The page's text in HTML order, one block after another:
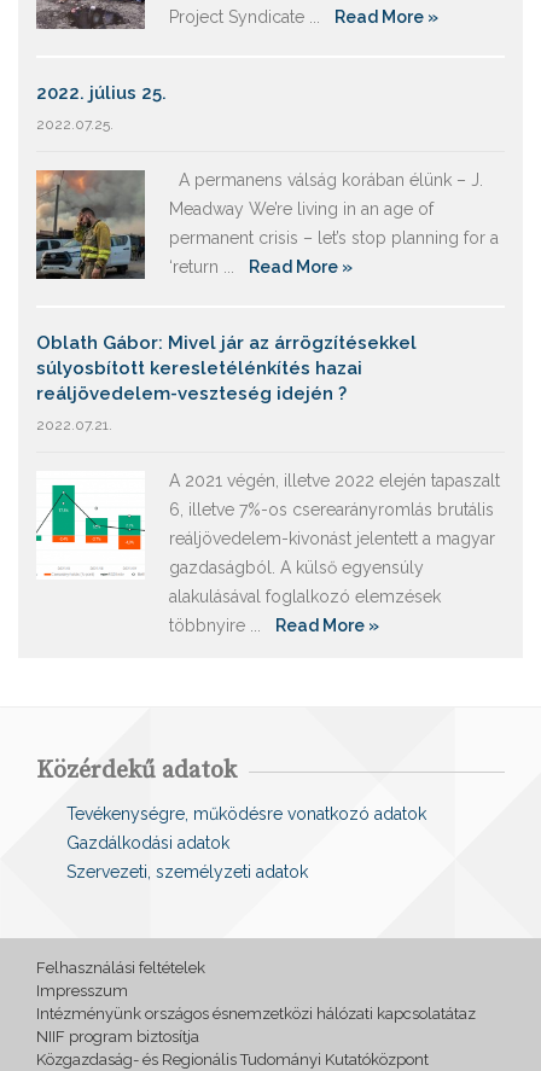
Project Syndicate ...
Read More »
2022. július 25.
2022.07.25.
A permanens válság korában élünk – J.
Meadway We’re living in an age of
permanent crisis – let’s stop planning for a
‘return ...
Read More »
Oblath Gábor: Mivel jár az árrögzítésekkel
súlyosbított keresletélénkítés hazai
reáljövedelem-veszteség idején ?
2022.07.21.
A 2021 végén, illetve 2022 elején tapaszalt
6, illetve 7%-os cserearányromlás brutális
reáljövedelem-kivonást jelentett a magyar
gazdaságból. A külső egyensúly
alakulásával foglalkozó elemzések
többnyire ...
Read More »
Közérdekű adatok
Tevékenységre, működésre vonatkozó adatok
Gazdálkodási adatok
Szervezeti, személyzeti adatok
Felhasználási feltételek
Impresszum
Intézményünk országos ésnemzetközi hálózati kapcsolatátaz
NIIF program biztosítja
Közgazdaság- és Regionális Tudományi Kutatóközpont